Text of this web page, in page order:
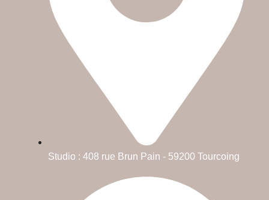
Studio : 408 rue Brun Pain - 59200 Tourcoing